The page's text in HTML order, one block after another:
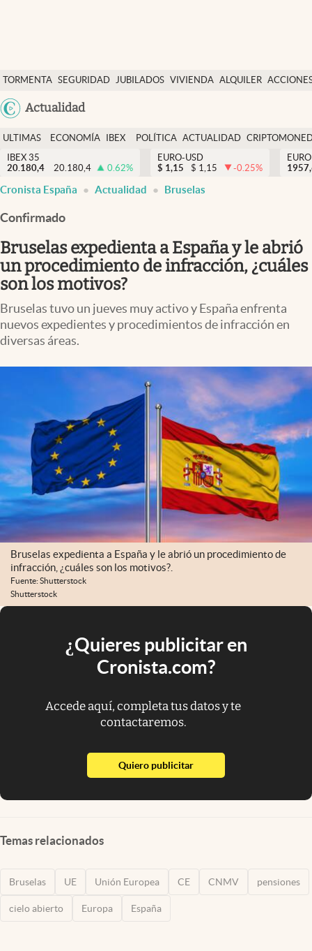
TORMENTA SEGURIDAD JUBILADOS VIVIENDA ALQUILER
Actualidad
Economía y finanzas
Política
Actualidad
Criptomonedas
España
ULTIMAS
NOTICIAS
ECONOMÍA
FINANZAS
IBEX
EURO
POLÍTICA ACTUALIDAD
IBEX 35
20.180,4
20.180,4 0.62%
EURO-USD
$ 1,15 $ 1,15 -0.25%
Cronista España Actualidad Bruselas
Confirmado
Bruselas expedienta a España y le abrió
un procedimiento de infracción, ¿cuáles
son los motivos?
Bruselas tuvo un jueves muy activo y España enfrenta
nuevos expedientes y procedimientos de infracción en
diversas áreas.
Bruselas expedienta a España y le abrió un procedimiento de
infracción, ¿cuáles son los motivos?.
Fuente: Shutterstock
Shutterstock
¿Quieres publicitar en
Cronista.com?
Accede aquí, completa tus datos y te
contactaremos.
Quiero publicitarabre en nueva pestaña
Temas relacionados
Bruselas UE Unión Europea CE CNMV pensiones
cielo abierto Europa España